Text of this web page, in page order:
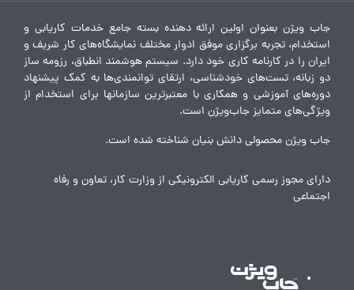
جاب ویژن بعنوان اولین ارائه دهنده بسته جامع خدمات کاریابی و
استخدام، تجربه برگزاری موفق ادوار مختلف نمایشگاه‌های کار شریف و
ایران را در کارنامه کاری خود دارد. سیستم هوشمند انطباق، رزومه ساز
دو زبانه، تست‌های خودشناسی، ارتقای توانمندی‌ها به کمک پیشنهاد
دوره‌های آموزشی و همکاری با معتبرترین سازمانها برای استخدام از
ویژگی‌های متمایز جاب‌ویژن است.
جاب ویژن محصولی دانش بنیان شناخته شده است.
دارای مجوز رسمی کاریابی الکترونیکی از وزارت کار، تعاون و رفاه
اجتماعی